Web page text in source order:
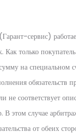
сервис)
Как только
на специальном
обязательств
не соответствует
В этом случае
от обеих